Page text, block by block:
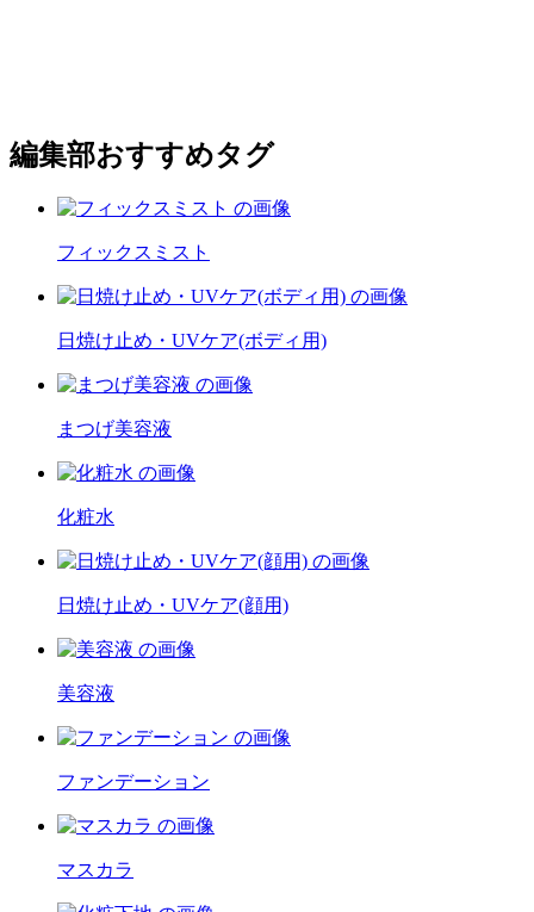
編集部おすすめタグ
フィックスミスト
日焼け止め・UVケア(ボディ用)
まつげ美容液
化粧水
日焼け止め・UVケア(顔用)
美容液
ファンデーション
マスカラ